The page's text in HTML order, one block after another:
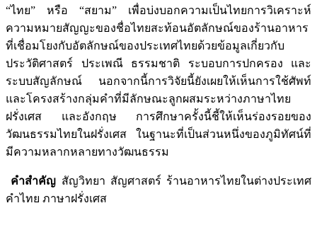
“ไทย” หรือ “สยาม” เพื่อบ่งบอกความเป็นไทยการวิเคราะห์
ความหมายสัญญะของชื่อไทยสะท้อนอัตลักษณ์ของร้านอาหาร
ที่เชื่อมโยงกับอัตลักษณ์ของประเทศไทยด้วยข้อมูลเกี่ยวกับ
ประวัติศาสตร์ ประเพณี ธรรมชาติ ระบอบการปกครอง และ
ระบบสัญลักษณ์ นอกจากนี้การวิจัยนี้ยังเผยให้เห็นการใช้ศัพท์
และโครงสร้างกลุ่มคำที่มีลักษณะลูกผสมระหว่างภาษาไทย
ฝรั่งเศส และอังกฤษ การศึกษาครั้งนี้ชี้ให้เห็นร่องรอยของ
วัฒนธรรมไทยในฝรั่งเศส ในฐานะที่เป็นส่วนหนึ่งของภูมิทัศน์ที่
มีความหลากหลายทางวัฒนธรรม
คำสำคัญ สัญวิทยา สัญศาสตร์ ร้านอาหารไทยในต่างประเทศ
คำไทย ภาษาฝรั่งเศส